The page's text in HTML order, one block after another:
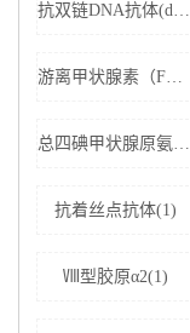
抗双链DNA抗体(dsDNA)(1)
游离甲状腺素（FT4）(1)
总四碘甲状腺原氨酸（TT4）(1)
抗着丝点抗体(1)
Ⅷ型胶原α2(1)